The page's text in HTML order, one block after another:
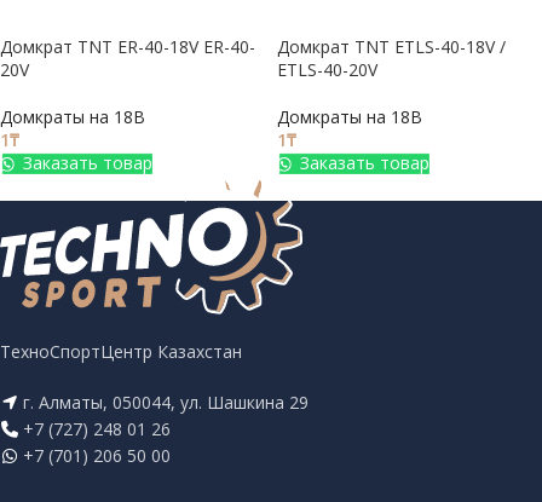
Домкрат TNT ER-40-18V ER-40-
20V
Домкраты на 18В
1₸
Заказать товар
Домкрат TNT ETLS-40-18V /
ETLS-40-20V
Домкраты на 18В
1₸
Заказать товар
ТехноСпортЦентр Казахстан
г. Алматы, 050044, ул. Шашкина 29
+7 (727) 248 01 26
+7 (701) 206 50 00